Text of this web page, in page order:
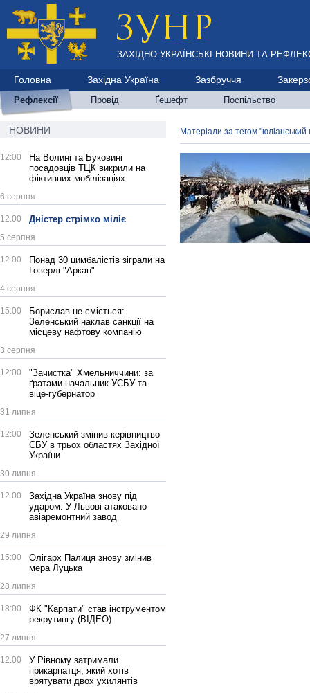
ЗАХІДНО-УКРАЇНСЬКІ НОВИНИ ТА
Головна Західна Україна Зазбруччя
Рефлексії Провід Ґешефт Поспільство
НОВИНИ
12:00
На Волині та Буковині
посадовців ТЦК викрили на
фіктивних мобілізаціях
6 серпня
12:00 Дністер стрімко міліє
5 серпня
12:00
Понад 30 цимбалістів зіграли на
Говерлі "Аркан"
4 серпня
15:00
Борислав не сміється:
Зеленський наклав санкції на
місцеву нафтову компанію
3 серпня
12:00
"Зачистка" Хмельниччини: за
ґратами начальник УСБУ та
віце-губернатор
31 липня
12:00
Зеленський змінив керівництво
СБУ в трьох областях Західної
України
30 липня
12:00
Західна Україна знову під
ударом. У Львові атаковано
авіаремонтний завод
29 липня
15:00
Олігарх Палиця знову змінив
мера Луцька
28 липня
18:00
ФК "Карпати" став інструментом
рекрутингу (ВІДЕО)
27 липня
12:00
У Рівному затримали
прикарпатця, який хотів
врятувати двох ухилянтів
Матеріали за тегом "юліанський